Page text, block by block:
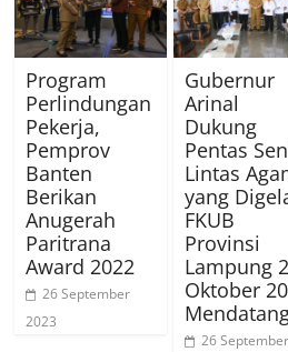
Program
Perlindungan
Pekerja,
Pemprov
Banten
Berikan
Anugerah
Paritrana
Award 2022
26 September
2023
Gubernur
Arinal
Dukung
Pentas
Lintas
yang
FKUB
Provinsi
Lampung
Oktober
26 September